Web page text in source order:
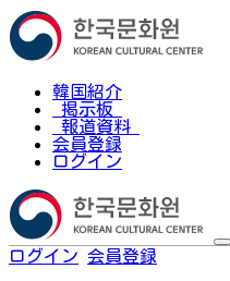
韓国紹介
掲示板
報道資料
会員登録
ログイン
ログイン 会員登録